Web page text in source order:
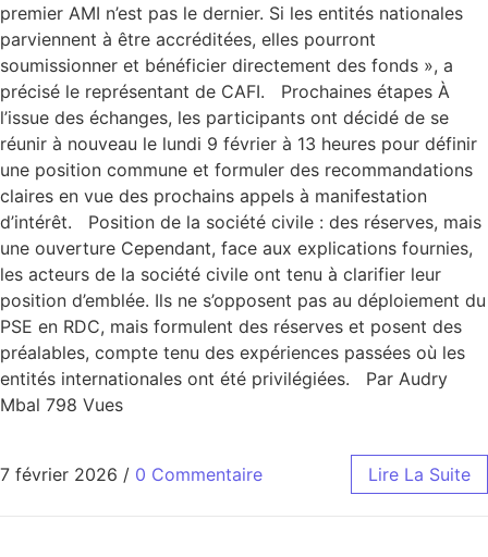
premier AMI n’est pas le dernier. Si les entités nationales
parviennent à être accréditées, elles pourront
soumissionner et bénéficier directement des fonds », a
précisé le représentant de CAFI. Prochaines étapes À
l’issue des échanges, les participants ont décidé de se
réunir à nouveau le lundi 9 février à 13 heures pour définir
une position commune et formuler des recommandations
claires en vue des prochains appels à manifestation
d’intérêt. Position de la société civile : des réserves, mais
une ouverture Cependant, face aux explications fournies,
les acteurs de la société civile ont tenu à clarifier leur
position d’emblée. Ils ne s’opposent pas au déploiement du
PSE en RDC, mais formulent des réserves et posent des
préalables, compte tenu des expériences passées où les
entités internationales ont été privilégiées. Par Audry
Mbal 798 Vues
7 février 2026 / 0 Commentaire Lire La Suite